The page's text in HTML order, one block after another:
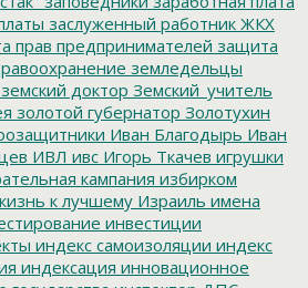
заслуженный работник ЖКХ
прав предпринимателей защита
земледельцы
земский доктор Земский_учитель
золотой губернатор Золотухин
Иван Благодырь Иван
ИВЛ ивс Игорь Ткачев игрушки
кампания избирком
к лучшему Израиль имена
инвестиции
индекс самоизоляции индекс
индексация инновационное